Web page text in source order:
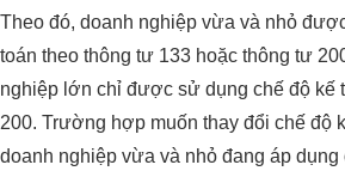
Theo đó, doanh nghiệp vừa và nhỏ
toán theo thông tư 133 hoặc thông tư
nghiệp lớn chỉ được sử dụng chế độ kế
200. Trường hợp muốn thay đổi chế độ
doanh nghiệp vừa và nhỏ đang áp dụng